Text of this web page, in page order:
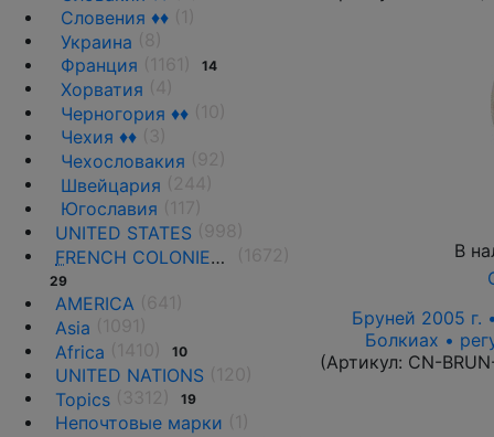
Словения ♦♦
Украина
Франция
14
Хорватия
Черногория ♦♦
Чехия ♦♦
Чехословакия
Швейцария
Югославия
UNITED STATES
FRENCH COLONIES AND THE TERRITORIES
29
AMERICA
Asia
Africa
10
UNITED NATIONS
Topics
19
Непочтовые марки
В
Бруней 2005 г.
Болкиах •
(Артикул: CN-